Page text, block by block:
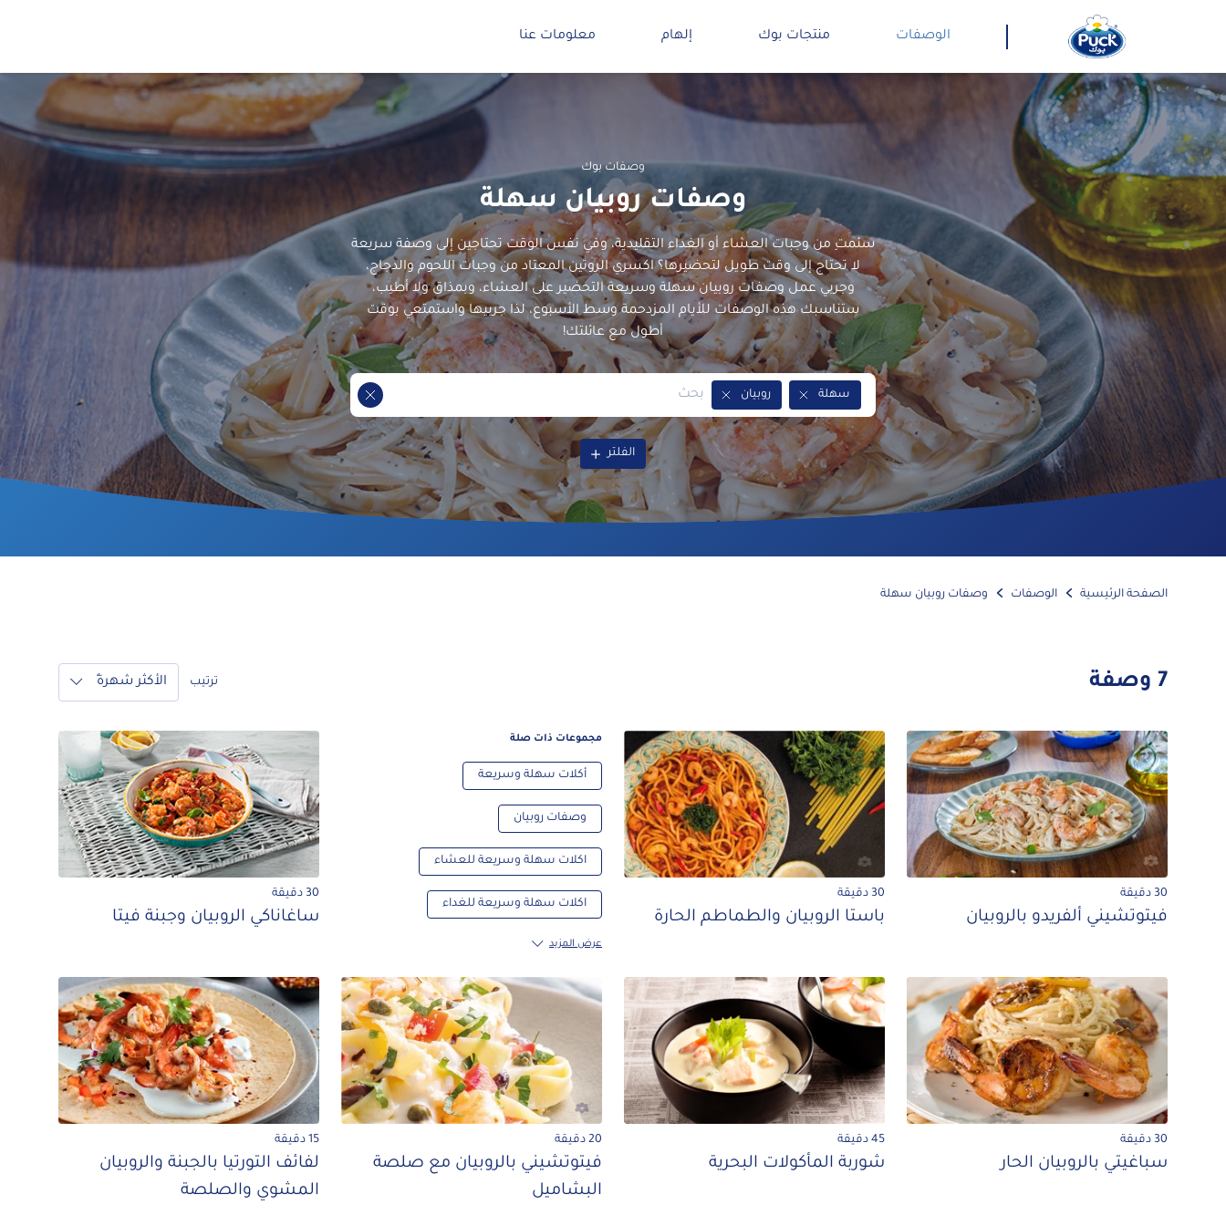
الوصفات منتجات بوك إلهام معلومات عنا
وصفات بوك
وصفات روبيان سهلة
سئمتِ من وجبات العشاء أو الغداء التقليدية، وفي نفس الوقت تحتاجين إلى وصفة سريعة
لا تحتاج إلى وقت طويل لتحضيرها؟ اكسري الروتين المعتاد من وجبات اللحوم والدجاج،
وجربي عمل وصفات روبيان سهلة وسريعة التحضير على العشاء، وبمذاق ولا أطيب،
ستناسبك هذه الوصفات للأيام المزدحمة وسط الأسبوع، لذا جربيها واستمتعي بوقت
أطول مع عائلتك!
سهلة
Remove Tag
روبيان
Remove Tag
الفلتر
الصفحة الرئيسية الوصفات وصفات روبيان سهلة
7 وصفة ترتيب الأكثر شهرةً
30 دقيقة
فيتوتشيني ألفريدو بالروبيان
30 دقيقة
باستا الروبيان والطماطم الحارة
مجموعات ذات صلة
أكلات سهلة وسريعة
وصفات روبيان
اكلات سهلة وسريعة للعشاء
اكلات سهلة وسريعة للغداء
عرض المزيد
30 دقيقة
ساغاناكي الروبيان وجبنة فيتا
30 دقيقة
سباغيتي بالروبيان الحار
45 دقيقة
شوربة المأكولات البحرية
20 دقيقة
فيتوتشيني بالروبيان مع صلصة
البشاميل
15 دقيقة
لفائف التورتيا بالجبنة والروبيان
المشوي والصلصة